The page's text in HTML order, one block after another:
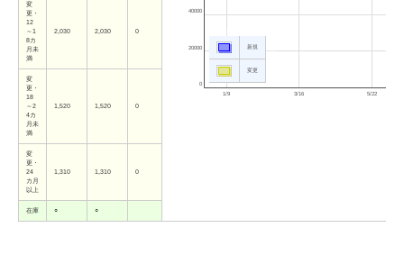
1/9 3/16 5/22
0
20000
40000
新規
変更
変
更・
12
～1
8カ
月未
満
2,030 2,030 0
変
更・
18
～2
4カ
月未
満
1,520 1,520 0
変
更・
24
カ月
以上
1,310 1,310 0
在庫 ○ ○